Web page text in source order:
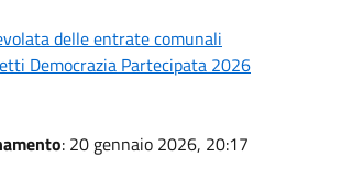
delle entrate comunali
Democrazia Partecipata 2026
: 20 gennaio 2026, 20:17